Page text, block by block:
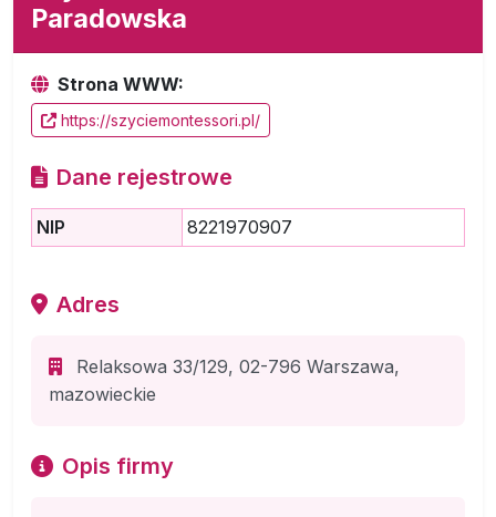
Paradowska
Strona WWW:
https://szyciemontessori.pl/
Dane rejestrowe
NIP 8221970907
Adres
Relaksowa 33/129, 02-796 Warszawa,
mazowieckie
Opis firmy